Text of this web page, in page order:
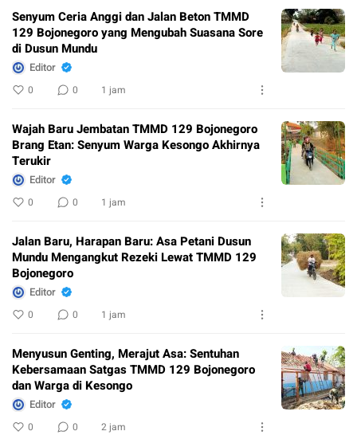
Senyum Ceria Anggi dan Jalan Beton TMMD
129 Bojonegoro yang Mengubah Suasana Sore
di Dusun Mundu
Editor
0 0 1 jam
Wajah Baru Jembatan TMMD 129 Bojonegoro
Brang Etan: Senyum Warga Kesongo Akhirnya
Terukir
Editor
0 0 1 jam
Jalan Baru, Harapan Baru: Asa Petani Dusun
Mundu Mengangkut Rezeki Lewat TMMD 129
Bojonegoro
Editor
0 0 1 jam
Menyusun Genting, Merajut Asa: Sentuhan
Kebersamaan Satgas TMMD 129 Bojonegoro
dan Warga di Kesongo
Editor
0 0 2 jam